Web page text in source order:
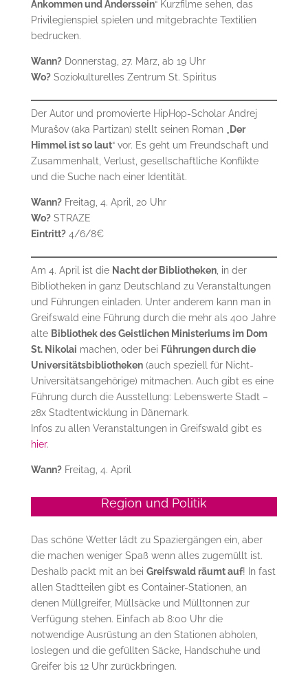
Ankommen und Anderssein“ Kurzfilme sehen, das
Privilegienspiel spielen und mitgebrachte Textilien
bedrucken.
Wann?Donnerstag, 27. März, ab 19 Uhr
Wo?Soziokulturelles Zentrum St. Spiritus
Der Autor und promovierte HipHop-Scholar Andrej
Murašov (aka Partizan) stellt seinen Roman „
Der
Himmel ist so laut“ vor. Es geht um Freundschaft und
Zusammenhalt, Verlust, gesellschaftliche Konflikte
und die Suche nach einer Identität.
Wann?Freitag, 4. April, 20 Uhr
Wo?STRAZE
Eintritt?4/6/8€
Am 4. April ist die Nacht der Bibliotheken, in der
Bibliotheken in ganz Deutschland zu Veranstaltungen
und Führungen einladen. Unter anderem kann man in
Greifswald eine Führung durch die mehr als 400 Jahre
alte Bibliothek des Geistlichen Ministeriums im Dom
St. Nikolai machen, oder bei Führungen durch die
Universitätsbibliotheken(auch speziell für Nicht-
Universitätsangehörige) mitmachen. Auch gibt es eine
Führung durch die Ausstellung: Lebenswerte Stadt –
28x Stadtentwicklung in Dänemark.
Infos zu allen Veranstaltungen in Greifswald gibt es
hier.
Wann?Freitag, 4. April
Region und Politik
Das schöne Wetter lädt zu Spaziergängen ein, aber
die machen weniger Spaß wenn alles zugemüllt ist.
Deshalb packt mit an bei Greifswald räumt auf! In fast
allen Stadtteilen gibt es Container-Stationen, an
denen Müllgreifer, Müllsäcke und Mülltonnen zur
Verfügung stehen. Einfach ab 8:00 Uhr die
notwendige Ausrüstung an den Stationen abholen,
loslegen und die gefüllten Säcke, Handschuhe und
Greifer bis 12 Uhr zurückbringen.